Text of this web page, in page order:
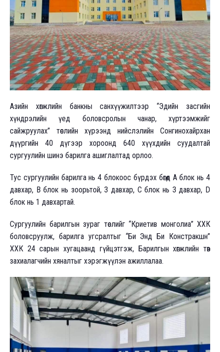
Азийн хөгжлийн банкны санхүүжилтээр “Эдийн засгийн
хүндрэлийн үед боловсролын чанар, хүртээмжийг
сайжруулах” төслийн хүрээнд нийслэлийн Сонгинохайрхан
дүүргийн 40 дүгээр хороонд 640 хүүхдийн суудалтай
сургуулийн шинэ барилга ашиглалтад орлоо.
Тус сургуулийн барилга нь 4 блокоос бүрдэх бөгөөд А блок нь 4
давхар, В блок нь зоорьтой, 3 давхар, С блок нь 3 давхар, D
блок нь 1 давхартай.
Сургуулийн барилгын зураг төслийг “Криетив монголиа” ХХК
боловсруулж, барилга угсралтыг “Би Энд Би Констракшн”
ХХК 24 сарын хугацаанд гүйцэтгэж, Барилгын хөгжлийн төв
захиалагчийн хяналтыг хэрэгжүүлэн ажиллалаа.